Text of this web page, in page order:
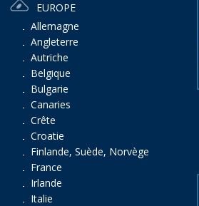
EUROPE
Allemagne
Angleterre
Autriche
Belgique
Bulgarie
Canaries
Crête
Croatie
Finlande, Suède, Norvège
France
Irlande
Italie